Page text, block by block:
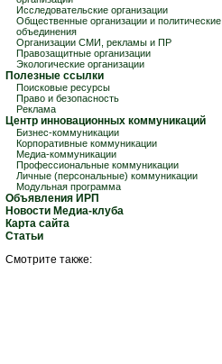
Исследовательские организации
Общественные организации и политические
объединения
Организации СМИ, рекламы и ПР
Правозащитные организации
Экологические организации
Полезные ссылки
Поисковые ресурсы
Право и безопасность
Реклама
Центр инновационных коммуникаций
Бизнес-коммуникации
Корпоративные коммуникации
Медиа-коммуникации
Профессиональные коммуникации
Личные (персональные) коммуникации
Модульная программа
Объявления ИРП
Новости Медиа-клуба
Карта сайта
Статьи
Смотрите также: